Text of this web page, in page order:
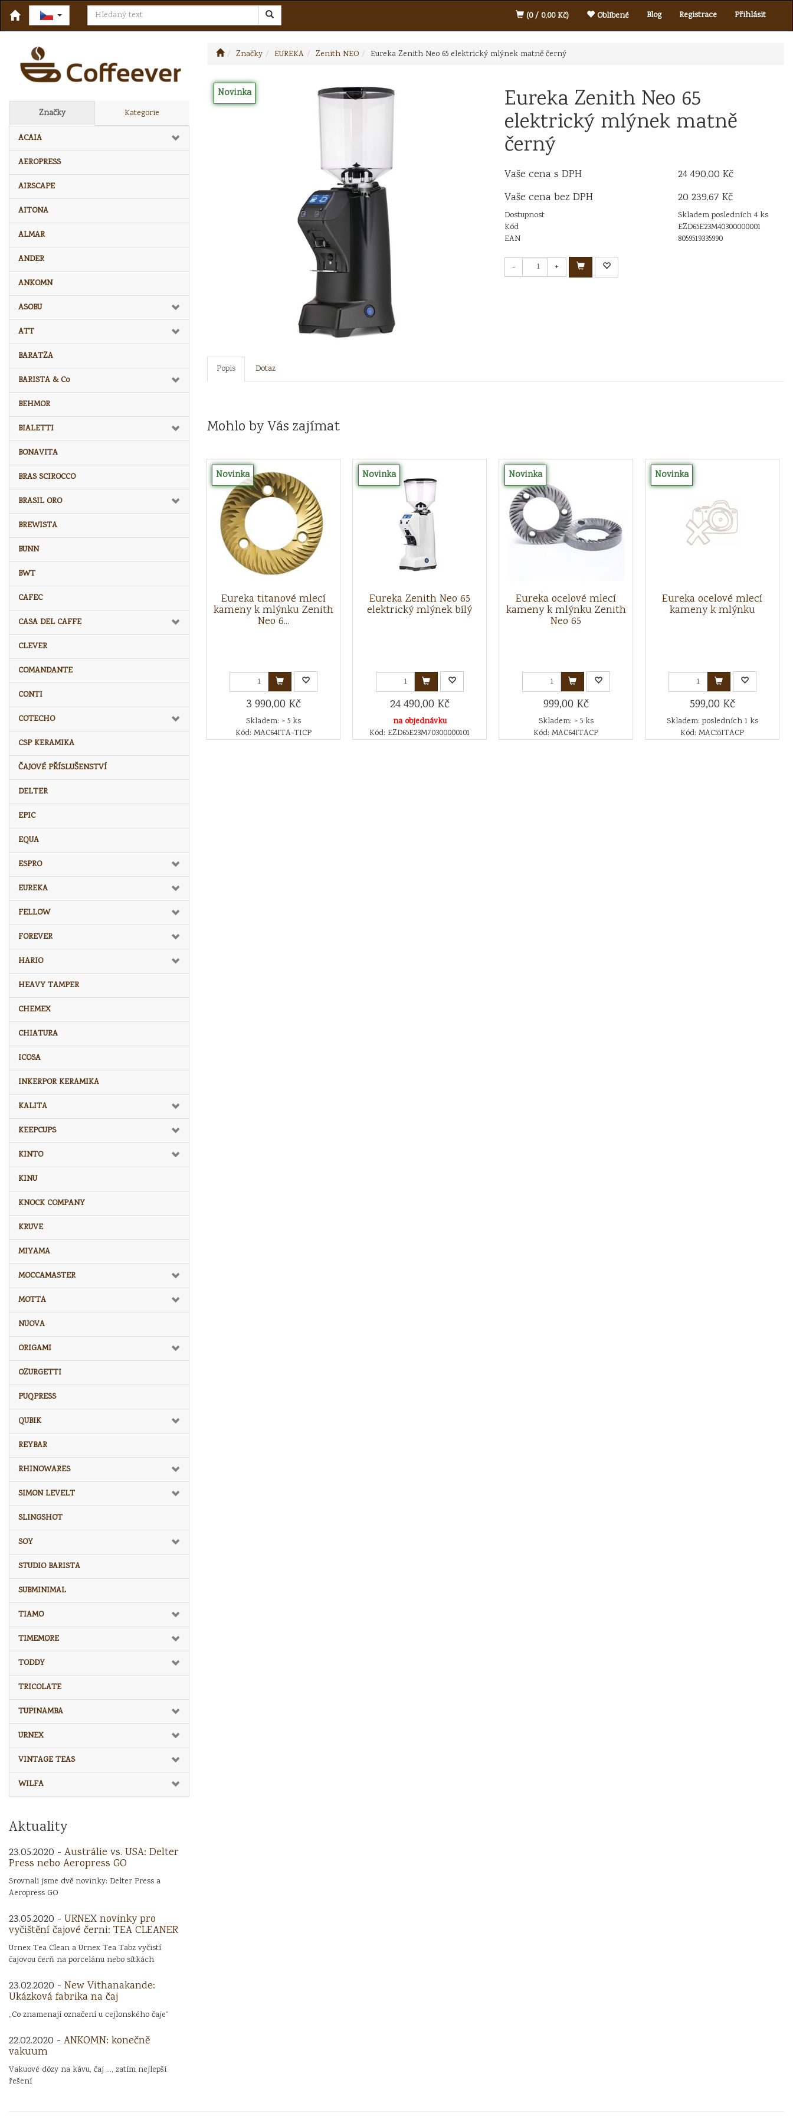
Blog Registrace Přihlásit
(0 / 0,00 Kč) Oblíbené
Značky Kategorie
ACAIA
AEROPRESS
AIRSCAPE
AITONA
ALMAR
ANDER
ANKOMN
ASOBU
ATT
BARATZA
BARISTA & Co
BEHMOR
BIALETTI
BONAVITA
BRAS SCIROCCO
BRASIL ORO
BREWISTA
BUNN
BWT
CAFEC
CASA DEL CAFFE
CLEVER
COMANDANTE
CONTI
COTECHO
CSP KERAMIKA
ČAJOVÉ PŘÍSLUŠENSTVÍ
DELTER
EPIC
EQUA
ESPRO
EUREKA
FELLOW
FOREVER
HARIO
HEAVY TAMPER
CHEMEX
CHIATURA
ICOSA
INKERPOR KERAMIKA
KALITA
KEEPCUPS
KINTO
KINU
KNOCK COMPANY
KRUVE
MIYAMA
MOCCAMASTER
MOTTA
NUOVA
ORIGAMI
OZURGETTI
PUQPRESS
QUBIK
REYBAR
RHINOWARES
SIMON LEVELT
SLINGSHOT
SOY
STUDIO BARISTA
SUBMINIMAL
TIAMO
TIMEMORE
TODDY
TRICOLATE
TUPINAMBA
URNEX
VINTAGE TEAS
WILFA
Aktuality
23.05.2020 - Austrálie vs. USA: Delter
Press nebo Aeropress GO
Srovnali jsme dvě novinky: Delter Press a
Aeropress GO
23.05.2020 - URNEX novinky pro
vyčištění čajové černi: TEA CLEANER
Urnex Tea Clean a Urnex Tea Tabz vyčistí
čajovou čerň na porcelánu nebo sítkách
23.02.2020 - New Vithanakande:
Ukázková fabrika na čaj
„Co znamenají označení u cejlonského čaje“
22.02.2020 - ANKOMN: konečně
vakuum
Vakuové dózy na kávu, čaj ..., zatím nejlepší
řešení
Značky EUREKA Zenith NEO Eureka Zenith Neo 65 elektrický mlýnek matně černý
Novinka Eureka Zenith Neo 65
elektrický mlýnek matně
černý
Vaše cena s DPH
24 490,00 Kč
Vaše cena bez DPH
20 239,67 Kč
Dostupnost
Skladem posledních 4 ks
Kód
EZD65E23M40300000001
EAN
8059519335990
- +
Popis Dotaz
Mohlo by Vás zajímat
Novinka
Eureka titanové mlecí
kameny k mlýnku Zenith
Neo 6...
3 990,00 Kč
Skladem: > 5 ks
Kód: MAC64ITA-TICP
Novinka
Eureka Zenith Neo 65
elektrický mlýnek bílý
24 490,00 Kč
na objednávku
Kód: EZD65E23M70300000101
Novinka
Eureka ocelové mlecí
kameny k mlýnku Zenith
Neo 65
999,00 Kč
Skladem: > 5 ks
Kód: MAC64ITACP
Novinka
Eureka ocelové mlecí
kameny k mlýnku
599,00 Kč
Skladem: posledních 1 ks
Kód: MAC55ITACP